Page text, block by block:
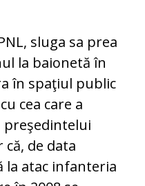
sluga sa prea
la baionetă în
în spaţiul public
cea care a
că, de data
la atac infanteria